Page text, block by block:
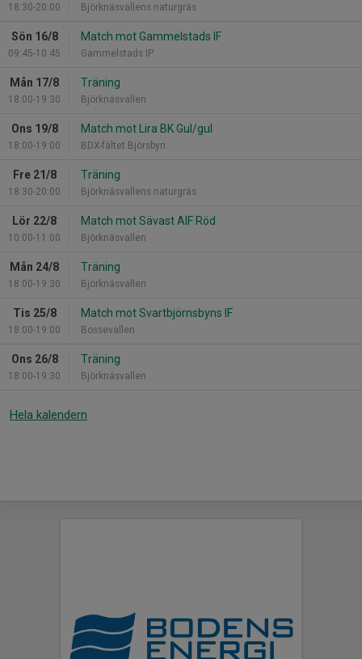
18:30-20:00 Björknäsvallens naturgräs
Sön 16/8
09:45-10:45
Match mot Gammelstads IF
Gammelstads IP
Mån 17/8
18:00-19:30
Träning
Björknäsvallen
Ons 19/8
18:00-19:00
Match mot Lira BK Gul/gul
BDX-fältet Björsbyn
Fre 21/8
18:30-20:00
Träning
Björknäsvallens naturgräs
Lör 22/8
10:00-11:00
Match mot Sävast AIF Röd
Björknäsvallen
Mån 24/8
18:00-19:30
Träning
Björknäsvallen
Tis 25/8
18:00-19:00
Match mot Svartbjörnsbyns IF
Bossevallen
Ons 26/8
18:00-19:30
Träning
Björknäsvallen
Hela kalendern